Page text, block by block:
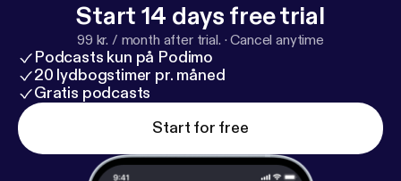
Start 14 days free trial
99 kr. / month after trial. ·Cancel anytime
Podcasts kun på Podimo
20 lydbogstimer pr. måned
Gratis podcasts
Start for free